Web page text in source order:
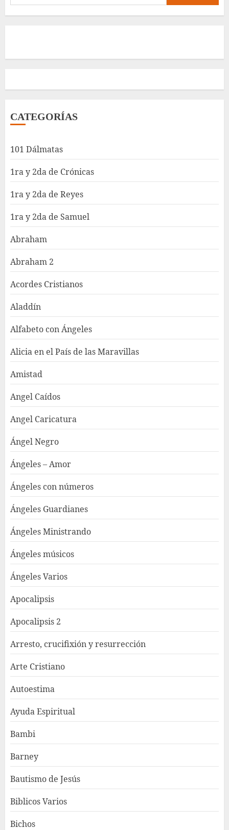
CATEGORÍAS
101 Dálmatas
1ra y 2da de Crónicas
1ra y 2da de Reyes
1ra y 2da de Samuel
Abraham
Abraham 2
Acordes Cristianos
Aladdín
Alfabeto con Ángeles
Alicia en el País de las Maravillas
Amistad
Angel Caídos
Angel Caricatura
Ángel Negro
Ángeles – Amor
Ángeles con números
Ángeles Guardianes
Ángeles Ministrando
Ángeles músicos
Ángeles Varios
Apocalipsis
Apocalipsis 2
Arresto, crucifixión y resurrección
Arte Cristiano
Autoestima
Ayuda Espiritual
Bambi
Barney
Bautismo de Jesús
Biblicos Varios
Bichos